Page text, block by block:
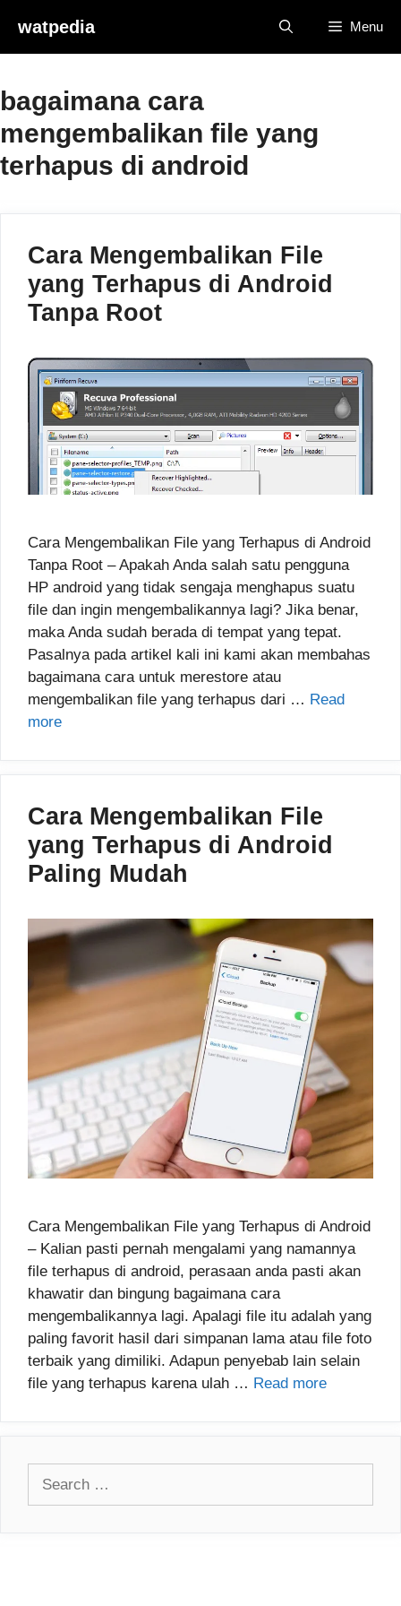
content
watpedia Menu
bagaimana cara
mengembalikan file yang
terhapus di android
Cara Mengembalikan File
yang Terhapus di Android
Tanpa Root
Cara Mengembalikan File yang Terhapus di Android
Tanpa Root – Apakah Anda salah satu pengguna
HP android yang tidak sengaja menghapus suatu
file dan ingin mengembalikannya lagi? Jika benar,
maka Anda sudah berada di tempat yang tepat.
Pasalnya pada artikel kali ini kami akan membahas
bagaimana cara untuk merestore atau
mengembalikan file yang terhapus dari … Read
more
Cara Mengembalikan File
yang Terhapus di Android
Paling Mudah
Cara Mengembalikan File yang Terhapus di Android
– Kalian pasti pernah mengalami yang namannya
file terhapus di android, perasaan anda pasti akan
khawatir dan bingung bagaimana cara
mengembalikannya lagi. Apalagi file itu adalah yang
paling favorit hasil dari simpanan lama atau file foto
terbaik yang dimiliki. Adapun penyebab lain selain
file yang terhapus karena ulah … Read more